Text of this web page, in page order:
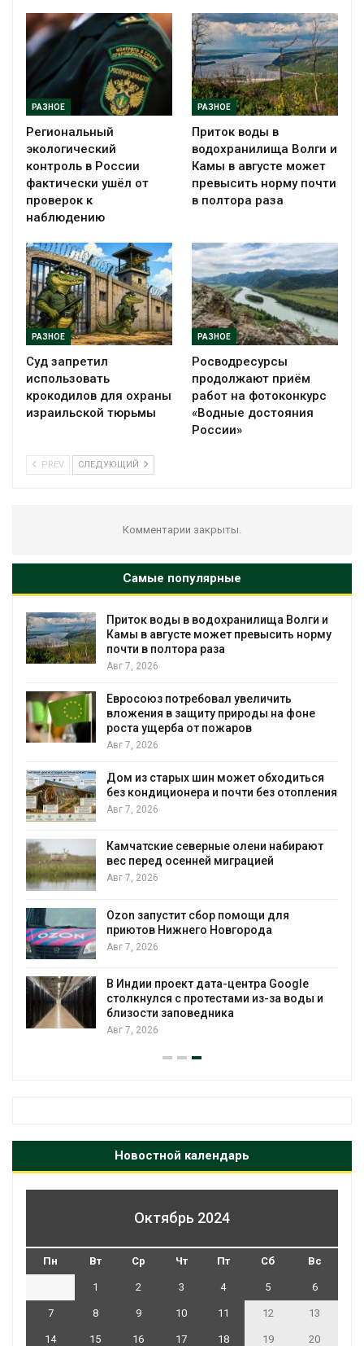
РАЗНОЕ
Региональный
экологический
контроль в России
фактически ушёл от
проверок к
наблюдению
РАЗНОЕ
Приток воды в
водохранилища Волги и
Камы в августе может
превысить норму почти
в полтора раза
РАЗНОЕ
Суд запретил
использовать
крокодилов для охраны
израильской тюрьмы
РАЗНОЕ
Росводресурсы
продолжают приём
работ на фотоконкурс
«Водные достояния
России»
PREV СЛЕДУЮЩИЙ
Комментарии закрыты.
Самые популярные
Приток воды в водохранилища Волги и
Камы в августе может превысить норму
почти в полтора раза
Авг 7, 2026
Евросоюз потребовал увеличить
вложения в защиту природы на фоне
роста ущерба от пожаров
Авг 7, 2026
Дом из старых шин может обходиться
без кондиционера и почти без отопления
Авг 7, 2026
Камчатские северные олени набирают
вес перед осенней миграцией
Авг 7, 2026
Ozon запустит сбор помощи для
приютов Нижнего Новгорода
Авг 7, 2026
В Индии проект дата-центра Google
столкнулся с протестами из-за воды и
близости заповедника
Авг 7, 2026
Новостной календарь
Октябрь 2024
Пн Вт Ср Чт Пт Сб Вс
1 2 3 4 5 6
7 8 9 10 11 12 13
14 15 16 17 18 19 20